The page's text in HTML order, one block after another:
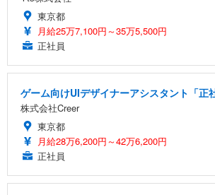
東京都
月給25万7,100円～35万5,500円
正社員
ゲーム向けUIデザイナーアシスタント「
株式会社Creer
東京都
月給28万6,200円～42万6,200円
正社員